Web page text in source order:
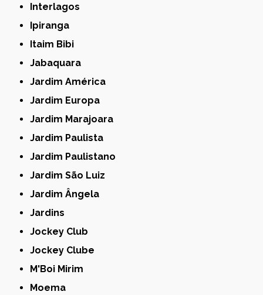
Interlagos
Ipiranga
Itaim Bibi
Jabaquara
Jardim América
Jardim Europa
Jardim Marajoara
Jardim Paulista
Jardim Paulistano
Jardim São Luiz
Jardim Ângela
Jardins
Jockey Club
Jockey Clube
M'Boi Mirim
Moema